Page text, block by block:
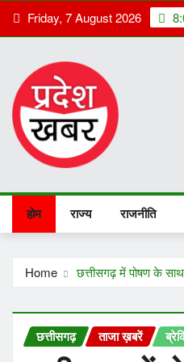
Skip Friday, 7 August 2026
होम राज्य राजनीति
Home छत्तीसगढ़ में पोषण के
छत्तीसगढ़ ताजा ख़बरें